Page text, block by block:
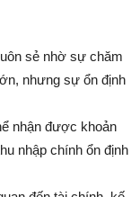
sẻ nhờ sự chăm
nhưng sự ổn định
nhận được khoản
nhập chính ổn định